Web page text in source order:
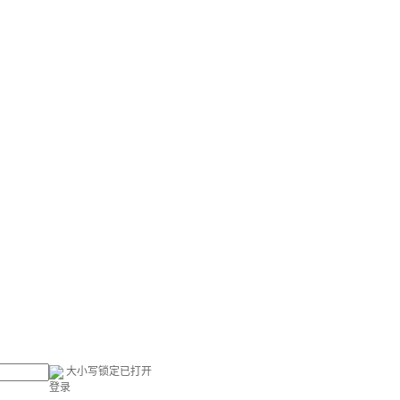
大小写锁定已打开
登录